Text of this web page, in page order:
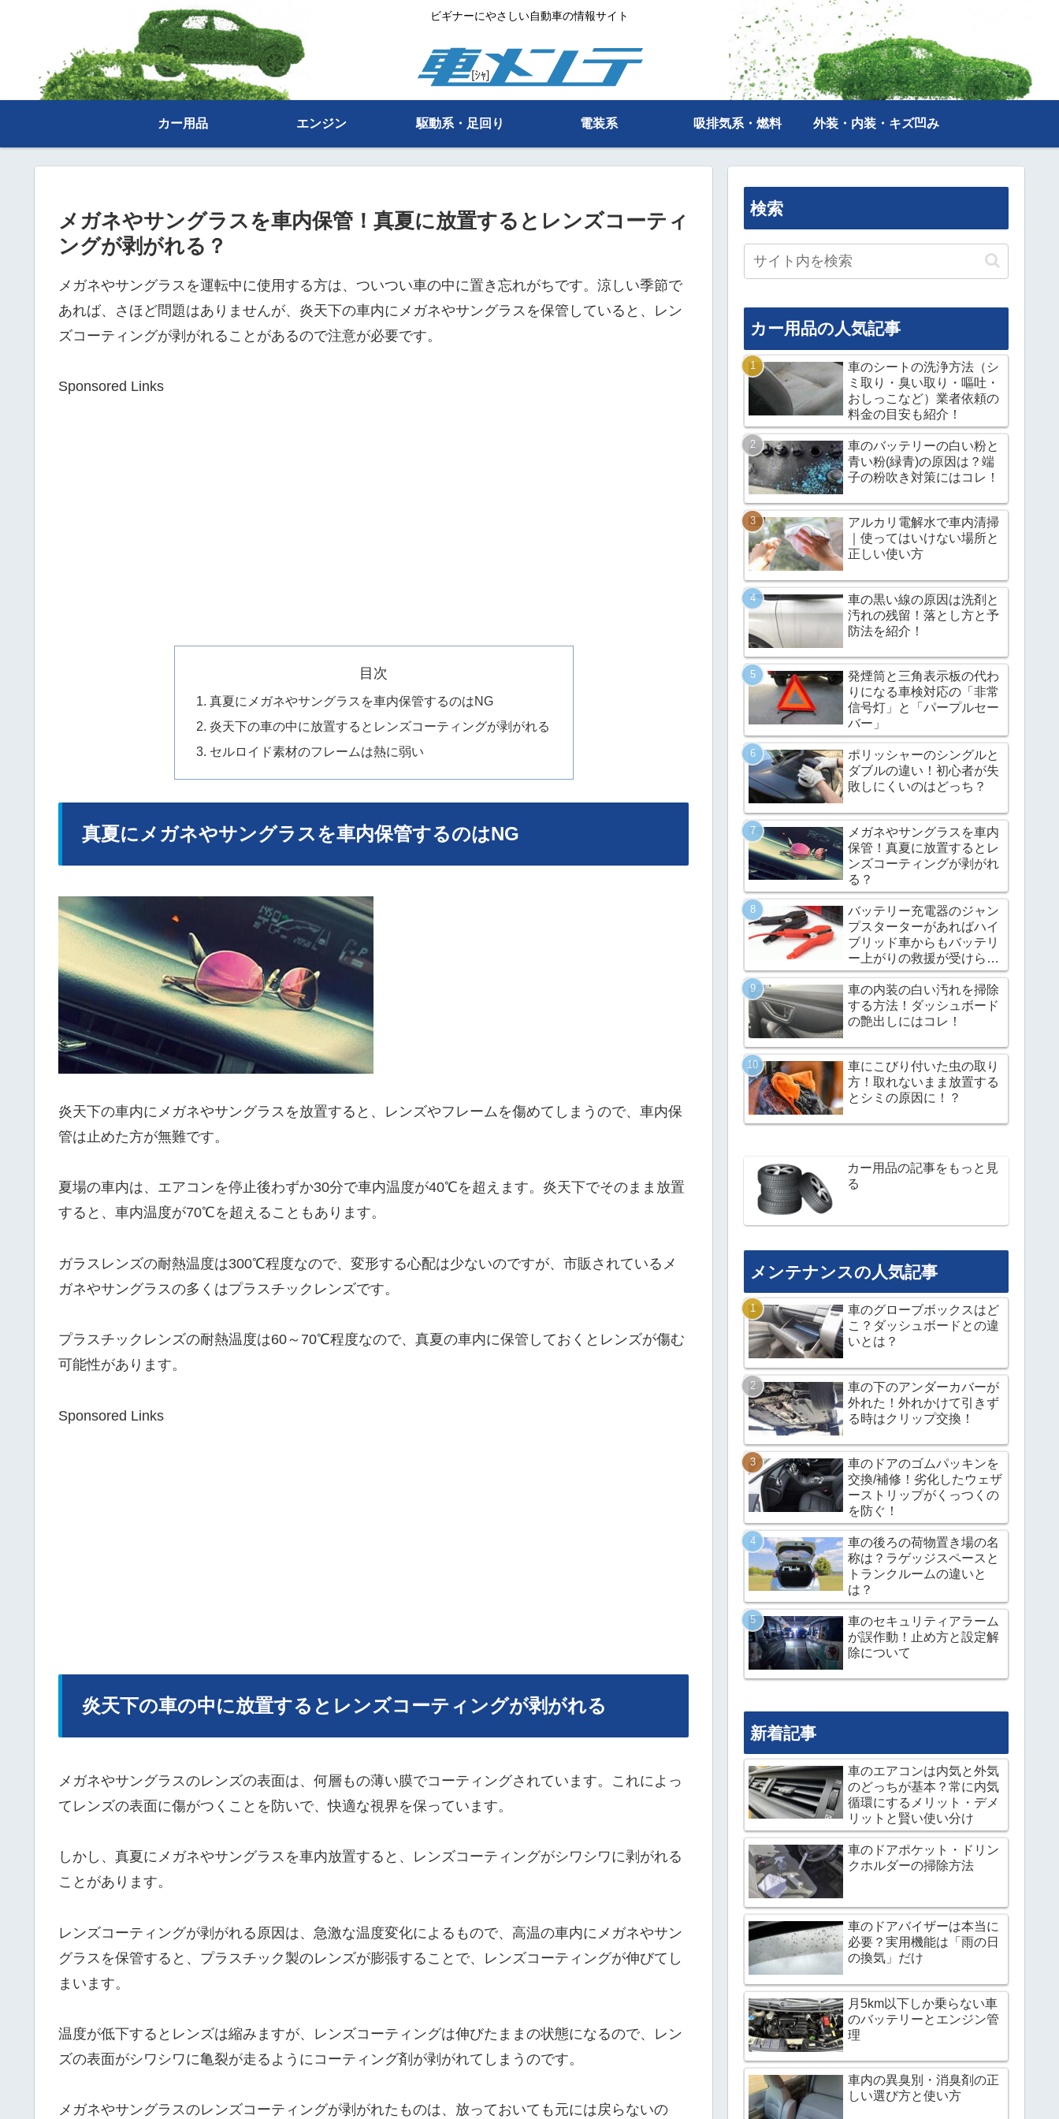
ビギナーにやさしい自動車の情報サイト
カー用品 エンジン 駆動系・足回り 電装系 吸排気系・燃料 外装・内装・キズ凹み
メガネやサングラスを車内保管！真夏に放置するとレンズコーティ
ングが剥がれる？
メガネやサングラスを運転中に使用する方は、ついつい車の中に置き忘れがちです。涼しい季節で
あれば、さほど問題はありませんが、炎天下の車内にメガネやサングラスを保管していると、レン
ズコーティングが剥がれることがあるので注意が必要です。
Sponsored Links
目次
真夏にメガネやサングラスを車内保管するのはNG
炎天下の車の中に放置するとレンズコーティングが剥がれる
セルロイド素材のフレームは熱に弱い
真夏にメガネやサングラスを車内保管するのはNG
炎天下の車内にメガネやサングラスを放置すると、レンズやフレームを傷めてしまうので、車内保
管は止めた方が無難です。
夏場の車内は、エアコンを停止後わずか30分で車内温度が40℃を超えます。炎天下でそのまま放置
すると、車内温度が70℃を超えることもあります。
ガラスレンズの耐熱温度は300℃程度なので、変形する心配は少ないのですが、市販されているメ
ガネやサングラスの多くはプラスチックレンズです。
プラスチックレンズの耐熱温度は60～70℃程度なので、真夏の車内に保管しておくとレンズが傷む
可能性があります。
Sponsored Links
炎天下の車の中に放置するとレンズコーティングが剥がれる
メガネやサングラスのレンズの表面は、何層もの薄い膜でコーティングされています。これによっ
てレンズの表面に傷がつくことを防いで、快適な視界を保っています。
しかし、真夏にメガネやサングラスを車内放置すると、レンズコーティングがシワシワに剥がれる
ことがあります。
レンズコーティングが剥がれる原因は、急激な温度変化によるもので、高温の車内にメガネやサン
グラスを保管すると、プラスチック製のレンズが膨張することで、レンズコーティングが伸びてし
まいます。
温度が低下するとレンズは縮みますが、レンズコーティングは伸びたままの状態になるので、レン
ズの表面がシワシワに亀裂が走るようにコーティング剤が剥がれてしまうのです。
メガネやサングラスのレンズコーティングが剥がれたものは、放っておいても元には戻らないの
検索
カー用品の人気記事
車のシートの洗浄方法（シ
ミ取り・臭い取り・嘔吐・
おしっこなど）業者依頼の
料金の目安も紹介！
車のバッテリーの白い粉と
青い粉(緑青)の原因は？端
子の粉吹き対策にはコレ！
アルカリ電解水で車内清掃
｜使ってはいけない場所と
正しい使い方
車の黒い線の原因は洗剤と
汚れの残留！落とし方と予
防法を紹介！
発煙筒と三角表示板の代わ
りになる車検対応の「非常
信号灯」と「パープルセー
バー」
ポリッシャーのシングルと
ダブルの違い！初心者が失
敗しにくいのはどっち？
メガネやサングラスを車内
保管！真夏に放置するとレ
ンズコーティングが剥がれ
る？
バッテリー充電器のジャン
プスターターがあればハイ
ブリッド車からもバッテリ
ー上がりの救援が受けられ
る
車の内装の白い汚れを掃除
する方法！ダッシュボード
の艶出しにはコレ！
車にこびり付いた虫の取り
方！取れないまま放置する
とシミの原因に！？
カー用品の記事をもっと見
る
メンテナンスの人気記事
車のグローブボックスはど
こ？ダッシュボードとの違
いとは？
車の下のアンダーカバーが
外れた！外れかけて引きず
る時はクリップ交換！
車のドアのゴムパッキンを
交換/補修！劣化したウェザ
ーストリップがくっつくの
を防ぐ！
車の後ろの荷物置き場の名
称は？ラゲッジスペースと
トランクルームの違いと
は？
車のセキュリティアラーム
が誤作動！止め方と設定解
除について
新着記事
車のエアコンは内気と外気
のどっちが基本？常に内気
循環にするメリット・デメ
リットと賢い使い分け
車のドアポケット・ドリン
クホルダーの掃除方法
車のドアバイザーは本当に
必要？実用機能は「雨の日
の換気」だけ
月5km以下しか乗らない車
のバッテリーとエンジン管
理
車内の異臭別・消臭剤の正
しい選び方と使い方